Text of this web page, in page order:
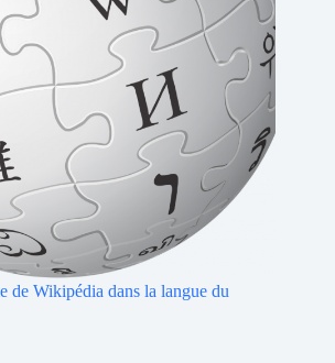
de Wikipédia dans la langue du